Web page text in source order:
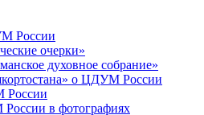
России
очерки»
духовное собрание»
о ЦДУМ России
в фотографиях